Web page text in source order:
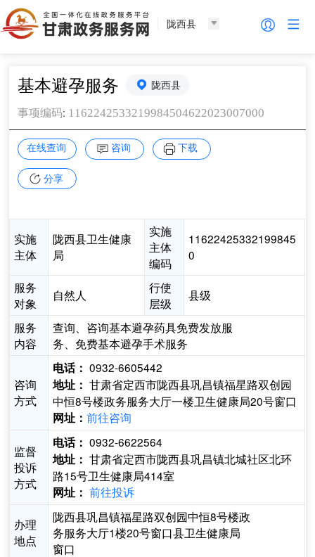
陇西县
基本避孕服务 陇西县
事项编码: 1162242533219984504622023007000
在线查询 咨询 下载
分享
实施
主体
陇西县卫生健康
局
实施
主体
编码
11622425332199845
0
服务
对象
自然人
行使
层级
县级
服务
内容
查询、咨询基本避孕药具免费发放服
务、免费基本避孕手术服务
咨询
方式
电话： 0932-6605442
地址： 甘肃省定西市陇西县巩昌镇福星路双创园
中恒8号楼政务服务大厅一楼卫生健康局20号窗口
网址：前往咨询
监督
投诉
方式
电话： 0932-6622564
地址： 甘肃省定西市陇西县巩昌镇北城社区北环
路15号卫生健康局414室
网址： 前往投诉
办理
地点
陇西县巩昌镇福星路双创园中恒8号楼政
务服务大厅1楼20号窗口县卫生健康局
窗口